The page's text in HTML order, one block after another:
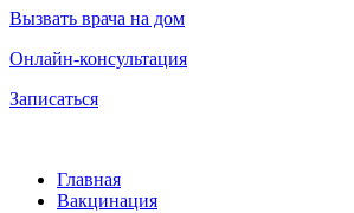
Вызвать врача на дом
Онлайн-консультация
Записаться
Главная
Вакцинация